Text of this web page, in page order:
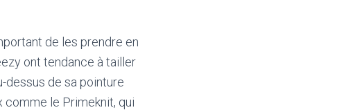
de les prendre en
ont tendance à tailler
dessus de sa pointure
comme le Primeknit, qui